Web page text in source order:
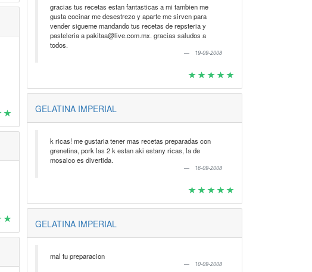
gracias tus recetas estan fantasticas a mi tambien me
gusta cocinar me desestrezo y aparte me sirven para
vender sigueme mandando tus recetas de repsteria y
pasteleria a pakitaa@live.com.mx. gracias saludos a
todos.
19-09-2008
GELATINA IMPERIAL
k ricas! me gustaria tener mas recetas preparadas con
grenetina, pork las 2 k estan aki estany ricas, la de
mosaico es divertida.
16-09-2008
GELATINA IMPERIAL
mal tu preparacion
10-09-2008